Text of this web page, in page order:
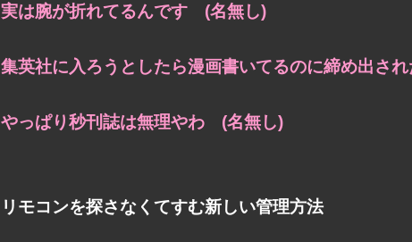
実は腕が折れてるんです (名無し)
集英社に入ろうとしたら漫画書いてるのに締め出さ
やっぱり秒刊誌は無理やわ (名無し)
リモコンを探さなくてすむ新しい管理方法